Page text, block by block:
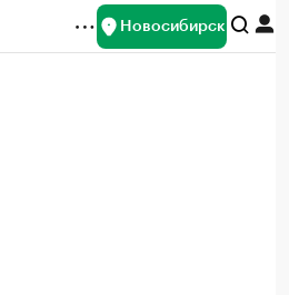
Новосибирск